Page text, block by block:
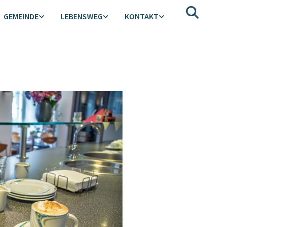
GEMEINDE LEBENSWEG KONTAKT